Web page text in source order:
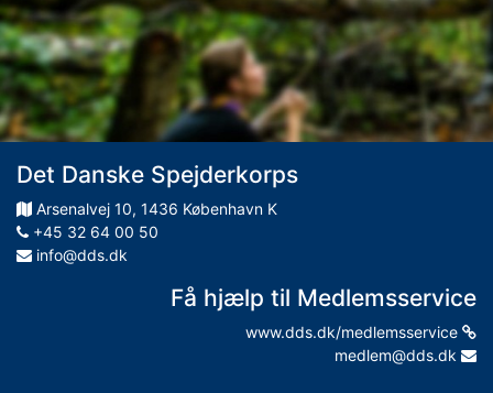
Det Danske Spejderkorps
Arsenalvej 10, 1436 København K
+45 32 64 00 50
info@dds.dk
Få hjælp til Medlemsservice
www.dds.dk/medlemsservice
medlem@dds.dk